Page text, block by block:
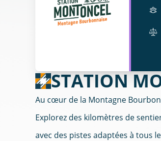
STATION
Au cœur de la Montagne
Explorez des kilomètres de
avec des pistes adaptées à tous